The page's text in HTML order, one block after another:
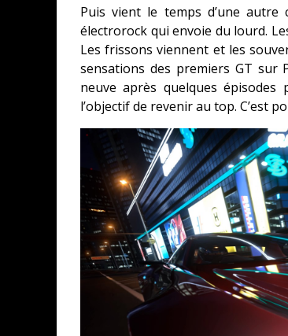
Puis vient le temps d’une autre
électrorock qui envoie du lourd.
Les frissons viennent et les
sensations des premiers GT sur
neuve après quelques
l’objectif de revenir au top. C’est